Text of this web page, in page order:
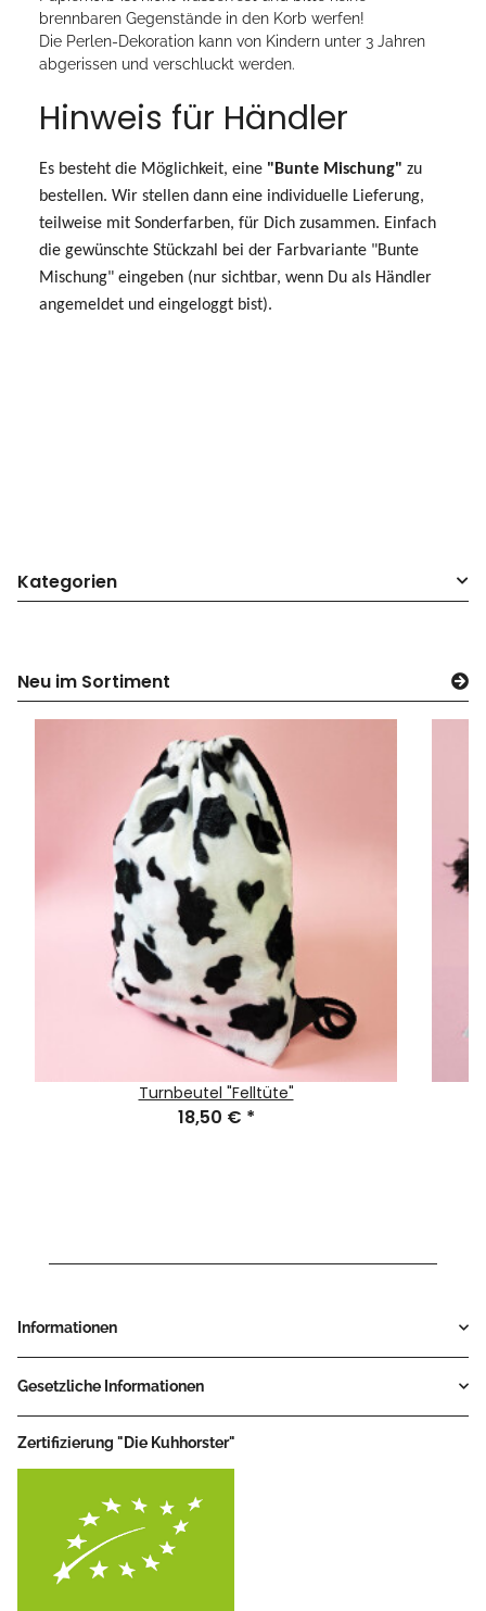
brennbaren Gegenstände in den Korb werfen!
Die Perlen-Dekoration kann von Kindern unter 3 Jahren
abgerissen und verschluckt werden.
Hinweis für Händler
Es besteht die Möglichkeit, eine "Bunte Mischung" zu
bestellen. Wir stellen dann eine individuelle Lieferung,
teilweise mit Sonderfarben, für Dich zusammen. Einfach
die gewünschte Stückzahl bei der Farbvariante "Bunte
Mischung" eingeben (nur sichtbar, wenn Du als Händler
angemeldet und eingeloggt bist).
Kategorien
Neu im Sortiment
Turnbeutel "Felltüte"
18,50 € *
Informationen
Gesetzliche Informationen
Zertifizierung "Die Kuhhorster"